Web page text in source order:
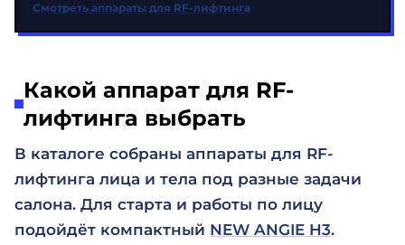
Смотреть аппараты для RF-лифтинга
Какой аппарат для RF-
лифтинга выбрать
В каталоге собраны аппараты для RF-
лифтинга лица и тела под разные задачи
салона. Для старта и работы по лицу
подойдёт компактный NEW ANGIE H3.